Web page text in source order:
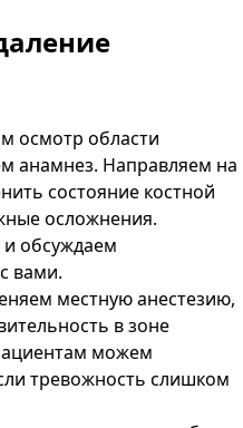
осмотр области
анамнез. Направляем на
состояние костной
осложнения.
обсуждаем
вами.
местную анестезию,
в зоне
можем
тревожность слишком